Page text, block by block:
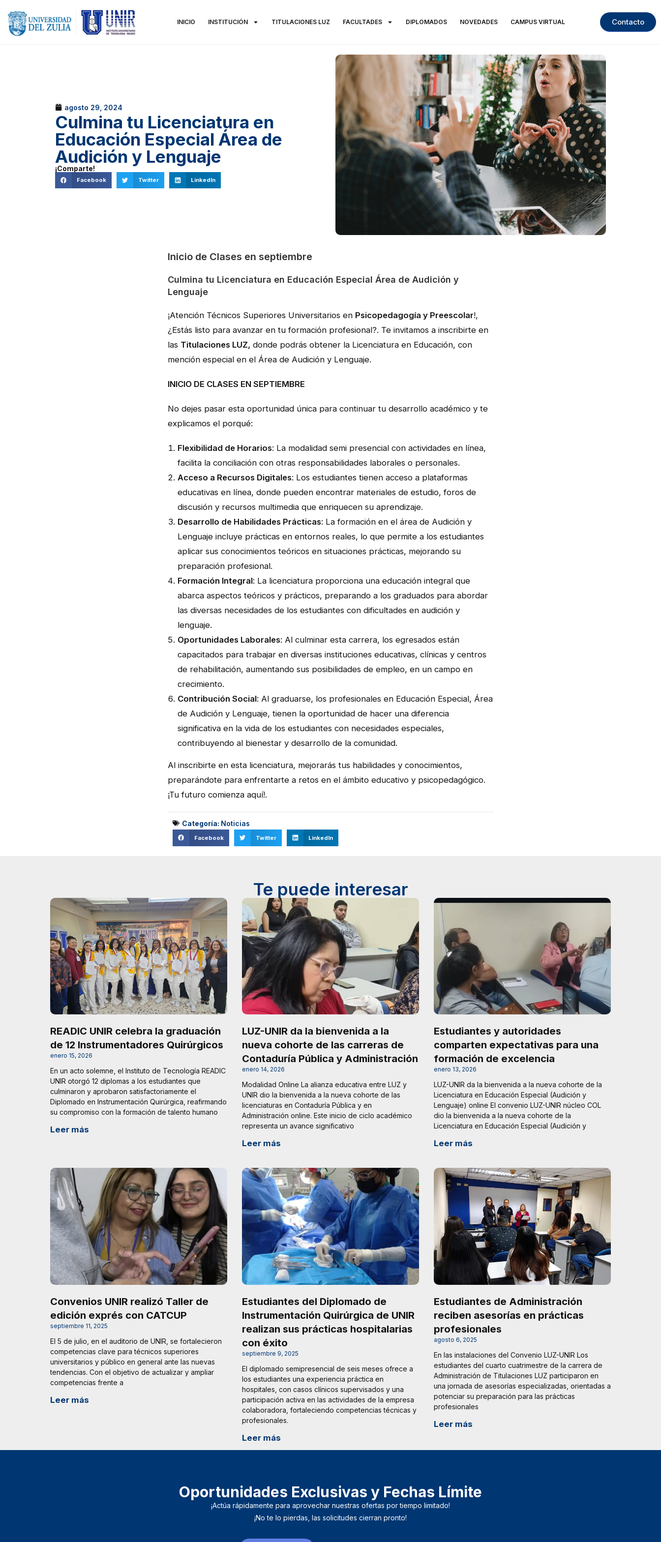
INICIO INSTITUCIÓN TITULACIONES LUZ FACULTADES DIPLOMADOS NOVEDADES CAMPUS VIRTUAL Contacto
agosto 29, 2024
Culmina tu Licenciatura en
Educación Especial Área de
Audición y Lenguaje
¡Comparte!
Facebook Twitter LinkedIn
Inicio de Clases en septiembre
Culmina tu Licenciatura en Educación Especial Área de Audición y
Lenguaje
¡Atención Técnicos Superiores Universitarios en Psicopedagogía y Preescolar!,
¿Estás listo para avanzar en tu formación profesional?. Te invitamos a inscribirte en
las Titulaciones LUZ, donde podrás obtener la Licenciatura en Educación, con
mención especial en el Área de Audición y Lenguaje.
INICIO DE CLASES EN SEPTIEMBRE
No dejes pasar esta oportunidad única para continuar tu desarrollo académico y te
explicamos el porqué:
Flexibilidad de Horarios: La modalidad semi presencial con actividades en línea,
facilita la conciliación con otras responsabilidades laborales o personales.
Acceso a Recursos Digitales: Los estudiantes tienen acceso a plataformas
educativas en línea, donde pueden encontrar materiales de estudio, foros de
discusión y recursos multimedia que enriquecen su aprendizaje.
Desarrollo de Habilidades Prácticas: La formación en el área de Audición y
Lenguaje incluye prácticas en entornos reales, lo que permite a los estudiantes
aplicar sus conocimientos teóricos en situaciones prácticas, mejorando su
preparación profesional.
Formación Integral: La licenciatura proporciona una educación integral que
abarca aspectos teóricos y prácticos, preparando a los graduados para abordar
las diversas necesidades de los estudiantes con dificultades en audición y
lenguaje.
Oportunidades Laborales: Al culminar esta carrera, los egresados están
capacitados para trabajar en diversas instituciones educativas, clínicas y centros
de rehabilitación, aumentando sus posibilidades de empleo, en un campo en
crecimiento.
Contribución Social: Al graduarse, los profesionales en Educación Especial, Área
de Audición y Lenguaje, tienen la oportunidad de hacer una diferencia
significativa en la vida de los estudiantes con necesidades especiales,
contribuyendo al bienestar y desarrollo de la comunidad.
Al inscribirte en esta licenciatura, mejorarás tus habilidades y conocimientos,
preparándote para enfrentarte a retos en el ámbito educativo y psicopedagógico.
¡Tu futuro comienza aquí!.
Categoría: Noticias
Facebook Twitter LinkedIn
Te puede interesar
READIC UNIR celebra la graduación
de 12 Instrumentadores Quirúrgicos
enero 15, 2026
En un acto solemne, el Instituto de Tecnología READIC
UNIR otorgó 12 diplomas a los estudiantes que
culminaron y aprobaron satisfactoriamente el
Diplomado en Instrumentación Quirúrgica, reafirmando
su compromiso con la formación de talento humano
Leer más
LUZ-UNIR da la bienvenida a la
nueva cohorte de las carreras de
Contaduría Pública y Administración
enero 14, 2026
Modalidad Online La alianza educativa entre LUZ y
UNIR dio la bienvenida a la nueva cohorte de las
licenciaturas en Contaduría Pública y en
Administración online. Este inicio de ciclo académico
representa un avance significativo
Leer más
Estudiantes y autoridades
comparten expectativas para una
formación de excelencia
enero 13, 2026
LUZ-UNIR da la bienvenida a la nueva cohorte de la
Licenciatura en Educación Especial (Audición y
Lenguaje) online El convenio LUZ-UNIR núcleo COL
dio la bienvenida a la nueva cohorte de la
Licenciatura en Educación Especial (Audición y
Leer más
Convenios UNIR realizó Taller de
edición exprés con CATCUP
septiembre 11, 2025
El 5 de julio, en el auditorio de UNIR, se fortalecieron
competencias clave para técnicos superiores
universitarios y público en general ante las nuevas
tendencias. Con el objetivo de actualizar y ampliar
competencias frente a
Leer más
Estudiantes del Diplomado de
Instrumentación Quirúrgica de UNIR
realizan sus prácticas hospitalarias
con éxito
septiembre 9, 2025
El diplomado semipresencial de seis meses ofrece a
los estudiantes una experiencia práctica en
hospitales, con casos clínicos supervisados y una
participación activa en las actividades de la empresa
colaboradora, fortaleciendo competencias técnicas y
profesionales.
Leer más
Estudiantes de Administración
reciben asesorías en prácticas
profesionales
agosto 6, 2025
En las instalaciones del Convenio LUZ-UNIR Los
estudiantes del cuarto cuatrimestre de la carrera de
Administración de Titulaciones LUZ participaron en
una jornada de asesorías especializadas, orientadas a
potenciar su preparación para las prácticas
profesionales
Leer más
Oportunidades Exclusivas y Fechas Límite
¡Actúa rápidamente para aprovechar nuestras ofertas por tiempo limitado!
¡No te lo pierdas, las solicitudes cierran pronto!